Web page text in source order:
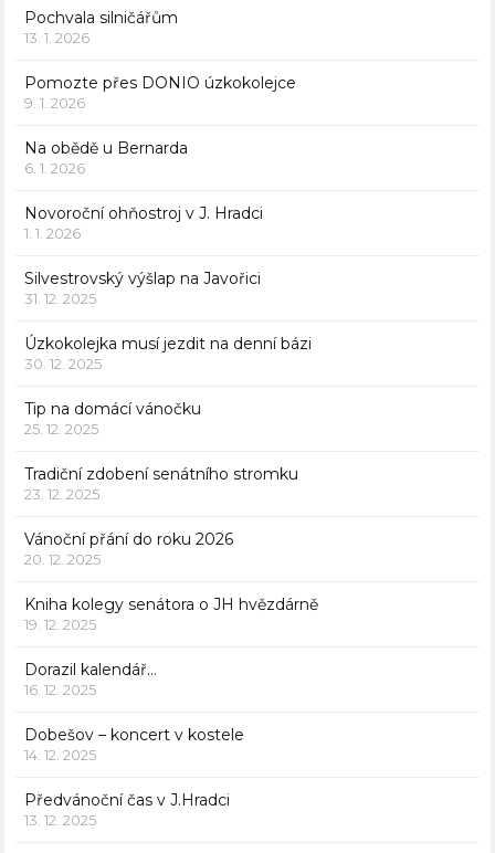
Pochvala silničářům
13. 1. 2026
Pomozte přes DONIO úzkokolejce
9. 1. 2026
Na obědě u Bernarda
6. 1. 2026
Novoroční ohňostroj v J. Hradci
1. 1. 2026
Silvestrovský výšlap na Javořici
31. 12. 2025
Úzkokolejka musí jezdit na denní bázi
30. 12. 2025
Tip na domácí vánočku
25. 12. 2025
Tradiční zdobení senátního stromku
23. 12. 2025
Vánoční přání do roku 2026
20. 12. 2025
Kniha kolegy senátora o JH hvězdárně
19. 12. 2025
Dorazil kalendář…
16. 12. 2025
Dobešov – koncert v kostele
14. 12. 2025
Předvánoční čas v J.Hradci
13. 12. 2025